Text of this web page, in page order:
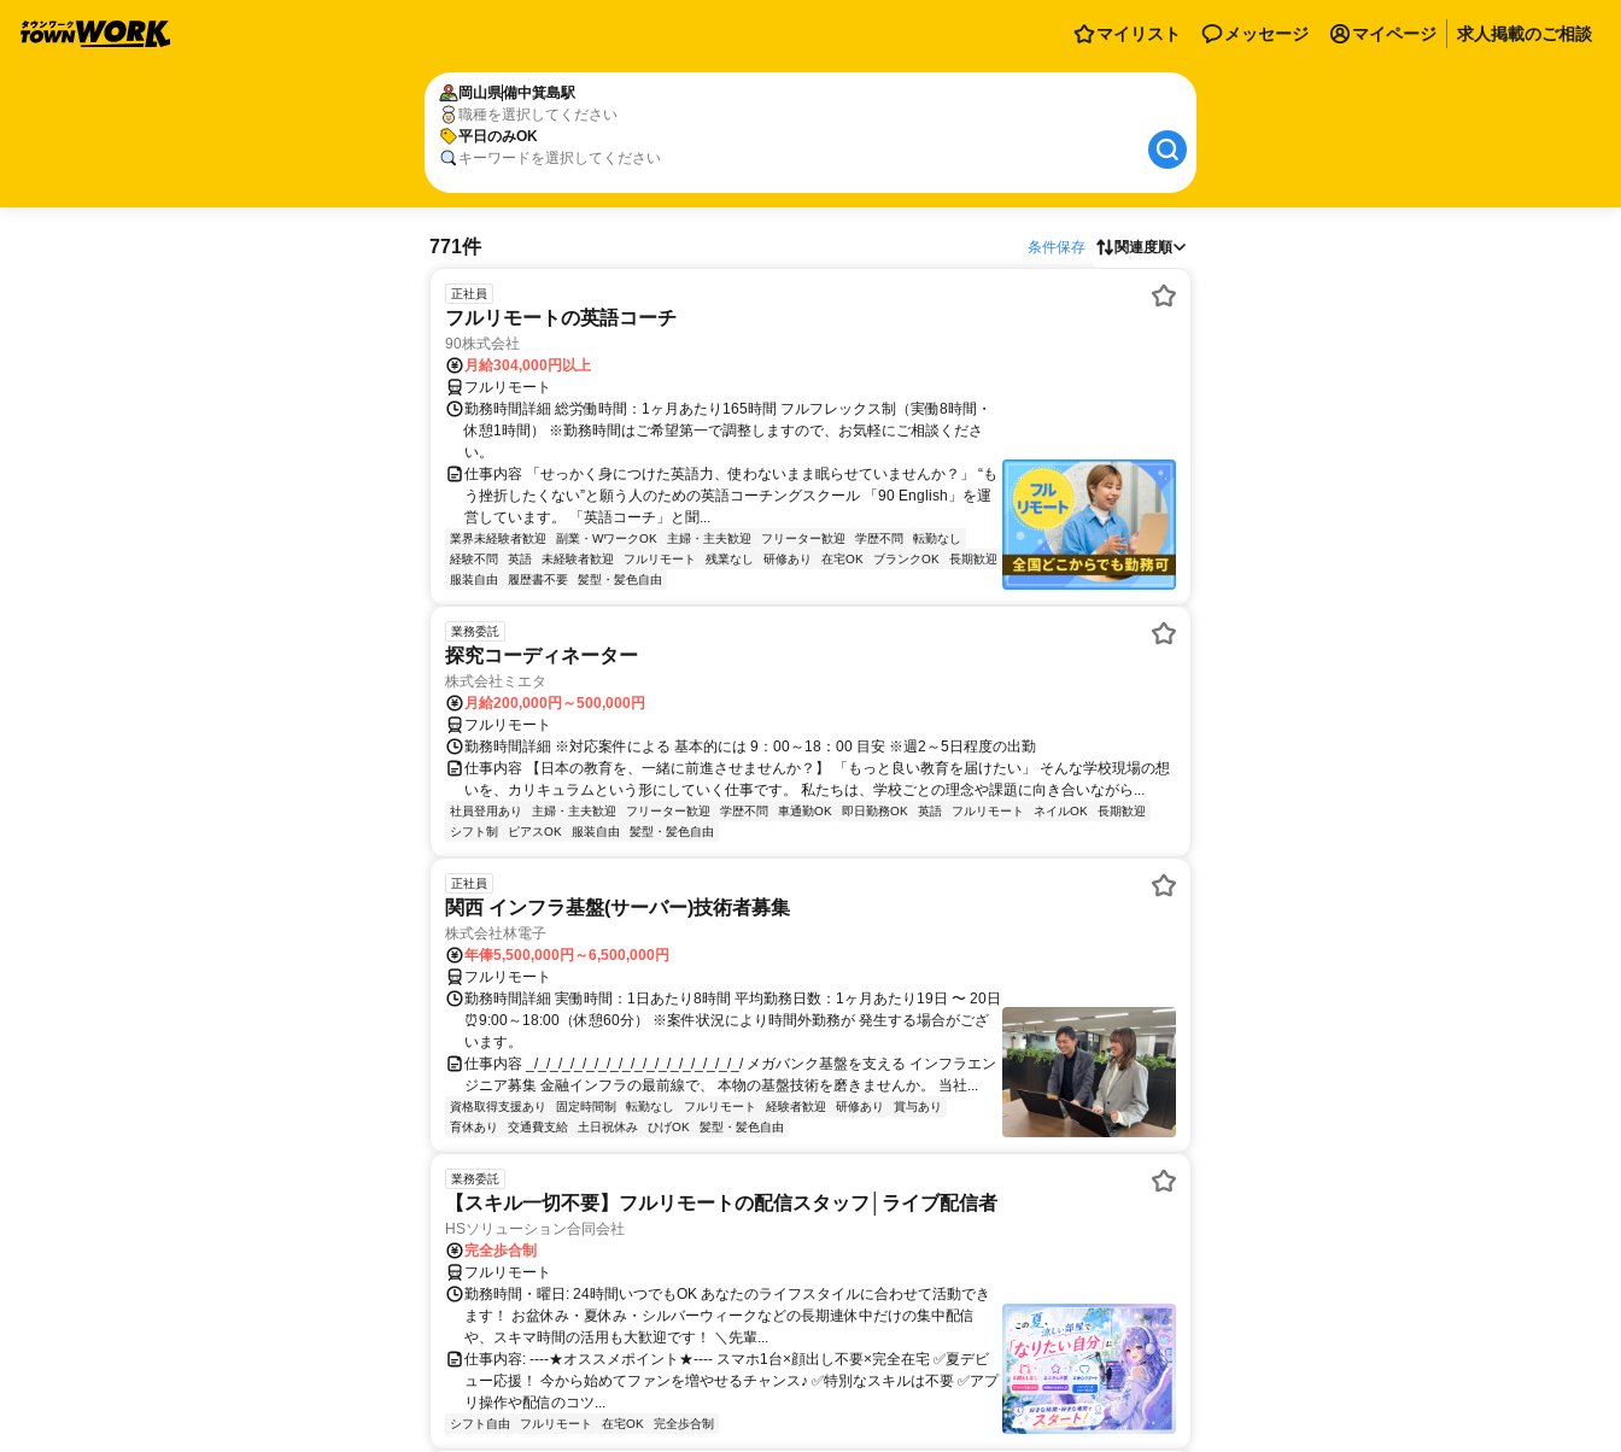
マイリスト メッセージ マイページ 求人掲載のご相談
岡山県備中箕島駅
職種を選択してください
平日のみOK
キーワードを選択してください
771件 条件保存 関連度順
正社員
フルリモートの英語コーチ
90株式会社
月給304,000円以上
フルリモート
勤務時間詳細 総労働時間：1ヶ月あたり165時間 フルフレックス制（実働8時間・
休憩1時間） ※勤務時間はご希望第一で調整しますので、お気軽にご相談くださ
い。
仕事内容 「せっかく身につけた英語力、使わないまま眠らせていませんか？」 “も
う挫折したくない”と願う人のための英語コーチングスクール 「90 English」を運
営しています。 「英語コーチ」と聞...
業界未経験者歓迎 副業・WワークOK 主婦・主夫歓迎 フリーター歓迎 学歴不問
転勤なし
経験不問
英語 未経験者歓迎 フルリモート 残業なし 研修あり 在宅OK ブランクOK
長期歓迎
服装自由
履歴書不要 髪型・髪色自由
業務委託
探究コーディネーター
株式会社ミエタ
月給200,000円～500,000円
フルリモート
勤務時間詳細 ※対応案件による 基本的には 9：00～18：00 目安 ※週2～5日程度の出勤
仕事内容 【日本の教育を、一緒に前進させませんか？】 「もっと良い教育を届けたい」 そんな学校現場の想
いを、カリキュラムという形にしていく仕事です。 私たちは、学校ごとの理念や課題に向き合いながら...
社員登用あり 主婦・主夫歓迎 フリーター歓迎 学歴不問 車通勤OK 即日勤務OK 英語 フルリモート ネイルOK
長期歓迎
シフト制
ピアスOK 服装自由 髪型・髪色自由
正社員
関西 インフラ基盤(サーバー)技術者募集
株式会社林電子
年俸5,500,000円～6,500,000円
フルリモート
勤務時間詳細 実働時間：1日あたり8時間 平均勤務日数：1ヶ月あたり19日 〜 20日
⏰9:00～18:00（休憩60分） ※案件状況により時間外勤務が 発生する場合がござ
います。
仕事内容 _/_/_/_/_/_/_/_/_/_/_/_/_/_/_/_/_/_/ メガバンク基盤を支える インフラエン
ジニア募集 金融インフラの最前線で、 本物の基盤技術を磨きませんか。 当社...
資格取得支援あり 固定時間制 転勤なし フルリモート 経験者歓迎 研修あり
賞与あり
育休あり
交通費支給 土日祝休み ひげOK 髪型・髪色自由
業務委託
【スキル一切不要】フルリモートの配信スタッフ│ライブ配信者
HSソリューション合同会社
完全歩合制
フルリモート
勤務時間・曜日: 24時間いつでもOK あなたのライフスタイルに合わせて活動でき
ます！ お盆休み・夏休み・シルバーウィークなどの長期連休中だけの集中配信
や、スキマ時間の活用も大歓迎です！ ＼先輩...
仕事内容: ----★オススメポイント★---- スマホ1台×顔出し不要×完全在宅 ✅️夏デビ
ュー応援！ 今から始めてファンを増やせるチャンス♪ ✅️特別なスキルは不要 ✅️アプ
リ操作や配信のコツ...
シフト自由 フルリモート 在宅OK 完全歩合制